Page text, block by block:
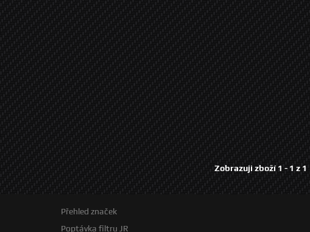
Zobrazuji zboží 1 - 1 z 1
Přehled značek
Poptávka filtru JR